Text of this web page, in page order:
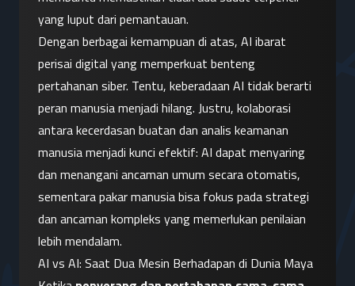
yang luput dari pemantauan.
Dengan berbagai kemampuan di atas, AI ibarat
perisai digital yang memperkuat benteng
pertahanan siber. Tentu, keberadaan AI tidak berarti
peran manusia menjadi hilang. Justru, kolaborasi
antara kecerdasan buatan dan analis keamanan
manusia menjadi kunci efektif: AI dapat menyaring
dan menangani ancaman umum secara otomatis,
sementara pakar manusia bisa fokus pada strategi
dan ancaman kompleks yang memerlukan penilaian
lebih mendalam.
AI vs AI: Saat Dua Mesin Berhadapan di Dunia Maya